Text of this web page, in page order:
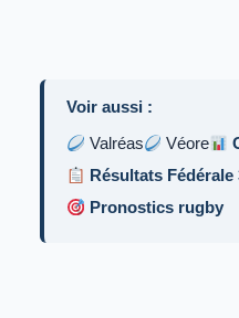
Voir aussi :
Valréas Véore
Résultats Fédérale
Pronostics rugby